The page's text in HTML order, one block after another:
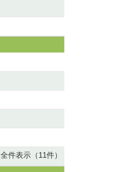
全件表示（11件）